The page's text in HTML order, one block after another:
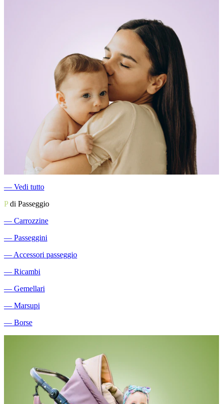
― Vedi tutto
Pdi Passeggio
― Carrozzine
― Passeggini
― Accessori passeggio
― Ricambi
― Gemellari
― Marsupi
― Borse